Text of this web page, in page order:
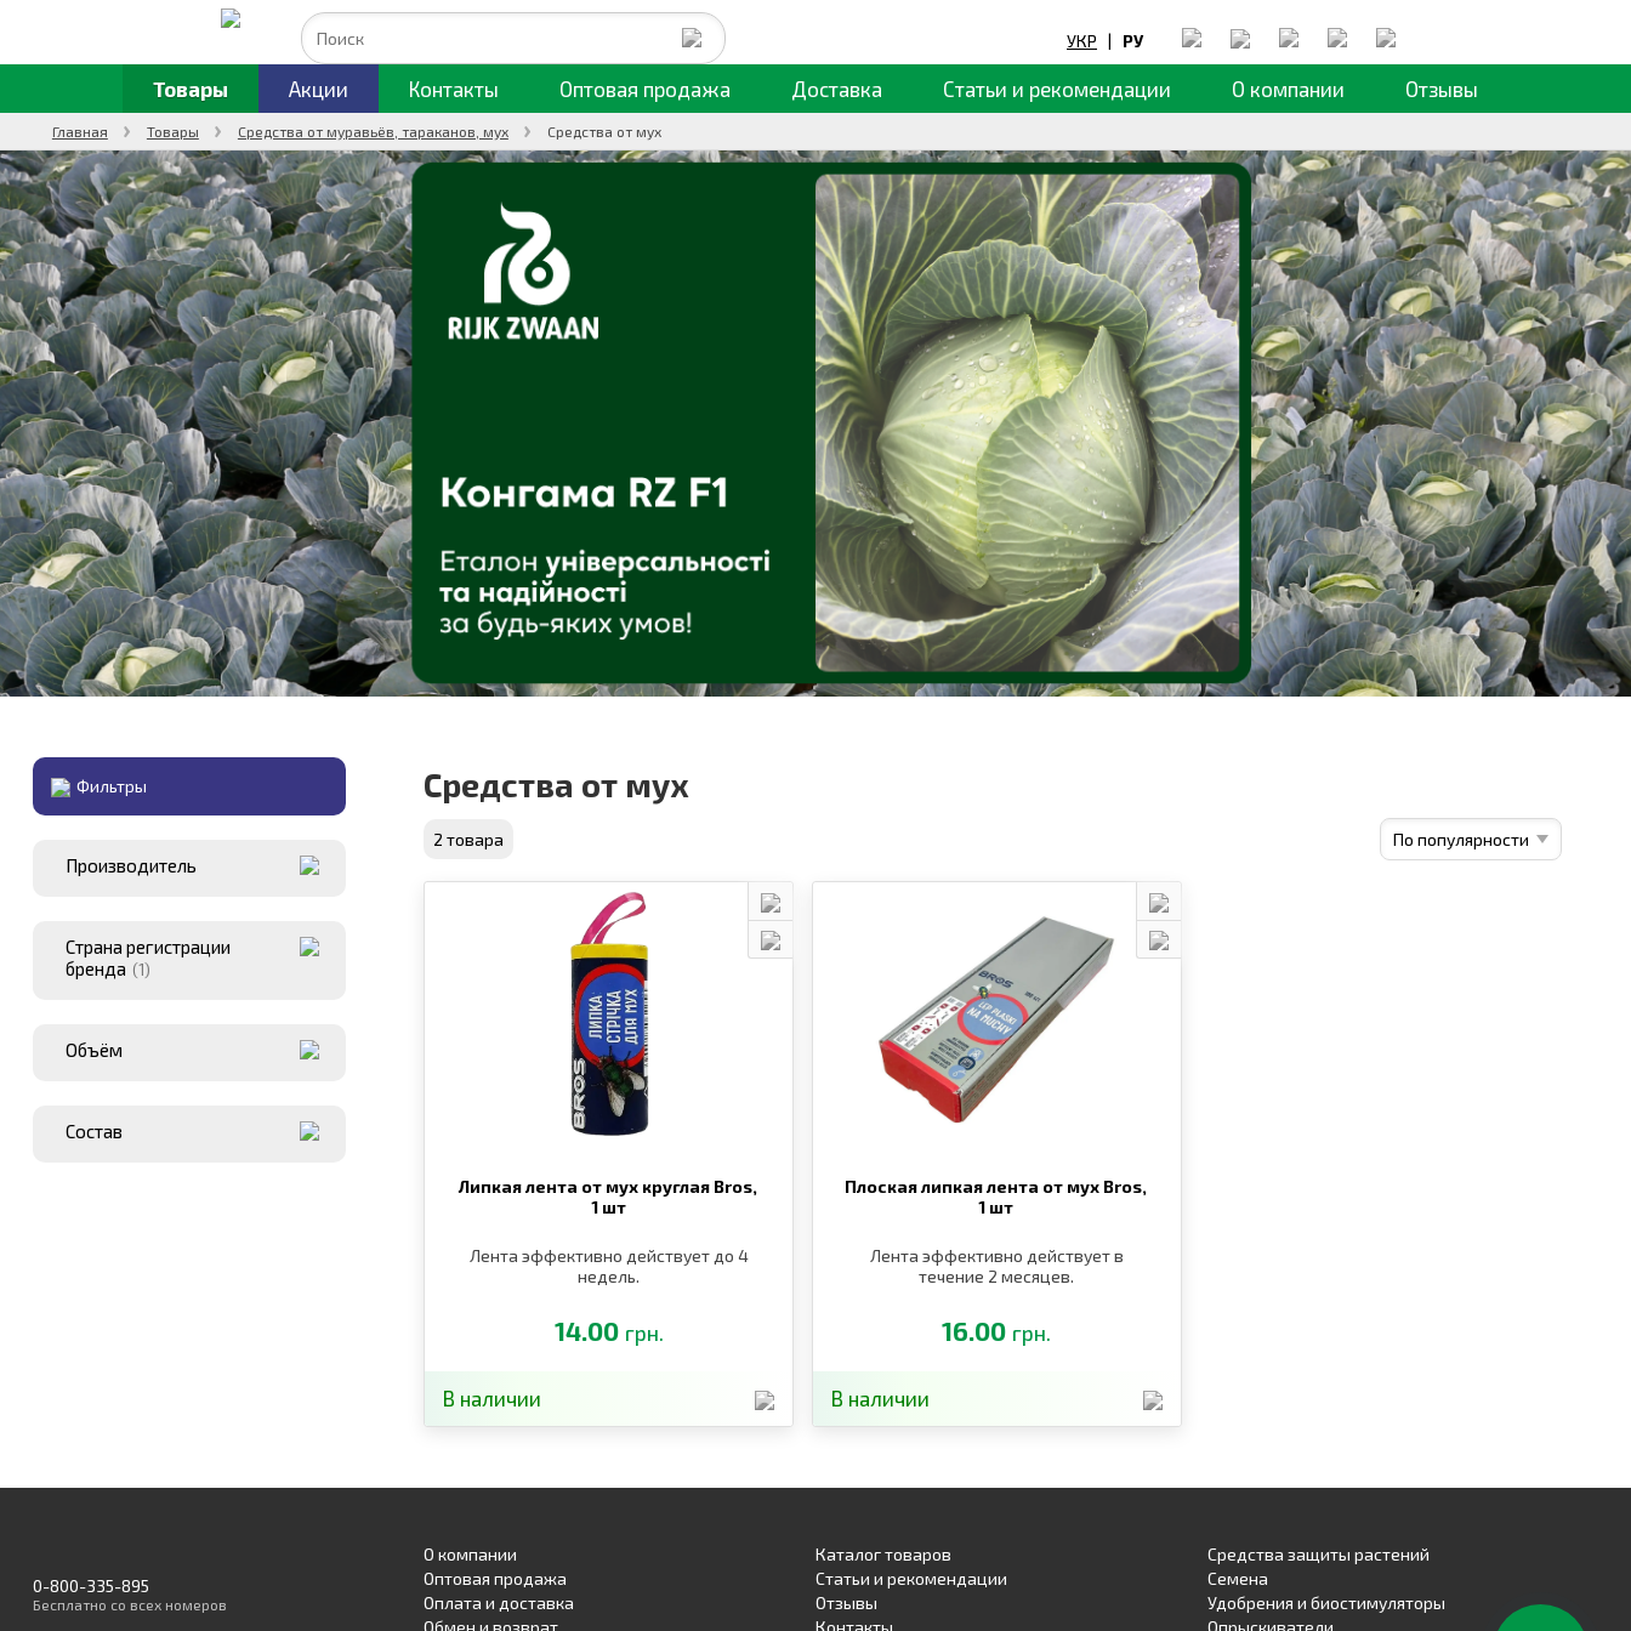
УКР | РУ
Товары Акции Контакты Оптовая продажа Доставка Статьи и рекомендации О компании Отзывы
Главная Товары Средства от муравьёв, тараканов, мух Средства от мух
Фильтры
Производитель
Страна регистрации
бренда (1)
Объём
Состав
Средства от мух
2 товара
Липкая лента от мух круглая Bros,
1 шт
Лента эффективно действует до 4
недель.
14.00 грн.
В наличии
Плоская липкая лента от мух Bros,
1 шт
Лента эффективно действует в
течение 2 месяцев.
16.00 грн.
В наличии
0-800-335-895
Бесплатно со всех номеров
О компании
Оптовая продажа
Оплата и доставка
Обмен и возврат
Каталог товаров
Статьи и рекомендации
Отзывы
Контакты
Средства защиты растений
Семена
Удобрения и биостимуляторы
Опрыскиватели